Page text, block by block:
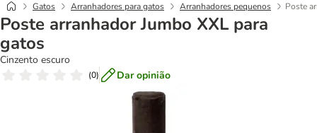
Gatos Arranhadores para gatos Arranhadores pequenos Poste
Poste arranhador Jumbo XXL para
gatos
Cinzento escuro
(0) Dar opinião